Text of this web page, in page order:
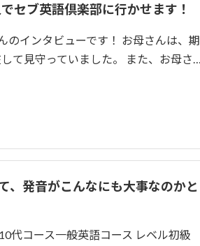
セブ英語倶楽部に行かせます！
のインタビューです！ お母さんは、期
て見守っていました。 また、お母さ…
、発音がこんなにも大事なのかと
代コース一般英語コース レベル初級